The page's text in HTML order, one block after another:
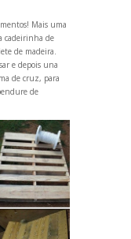
Mais uma
cadeirinha de
de madeira.
e depois una
de cruz, para
de